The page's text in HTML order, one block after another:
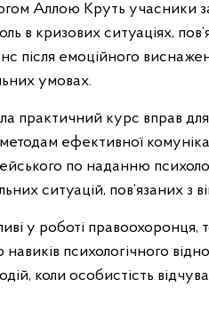
Аллою Круть учасники
в кризових ситуаціях,
після емоційного
умовах.
практичний курс вправ
ефективної
по наданню
ситуацій, пов’язаних з
у роботі
психологічного
коли особистість